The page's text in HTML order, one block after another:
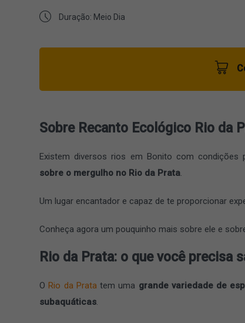
Duração: Meio Dia
Sobre Recanto Ecológico Rio da
Existem diversos rios em Bonito com condições
sobre o mergulho no Rio da Prata.
Um lugar encantador e capaz de te proporcionar
Conheça agora um pouquinho mais sobre ele e
Rio da Prata: o que você precisa
ORio da Prata tem uma grande variedade de
subaquáticas.